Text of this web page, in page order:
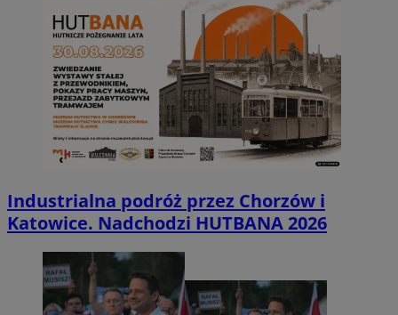
Industrialna podróż przez Chorzów i
Katowice. Nadchodzi HUTBANA 2026